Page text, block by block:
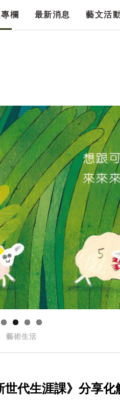
欄 最新消息 藝文活
藝術生活
世代生涯課》分享